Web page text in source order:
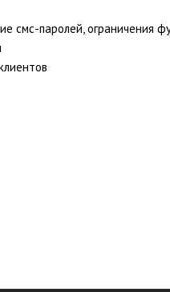
смс-паролей, ограничения